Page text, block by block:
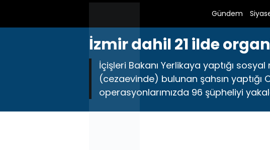
Gündem
İzmir dahil 21 ilde
İçişleri Bakanı Yerlikaya yaptığı sosyal
(cezaevinde) bulunan şahsın
operasyonlarımızda 96 şüpheliyi